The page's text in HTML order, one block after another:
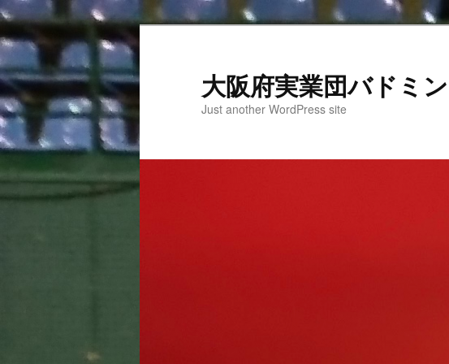
大阪府実業団バドミ
Just another WordPress site